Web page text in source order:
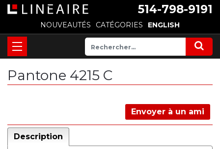
514-798-9191
NOUVEAUTÉS CATÉGORIES ENGLISH
Pantone 4215 C
Envoyer à un ami
Description